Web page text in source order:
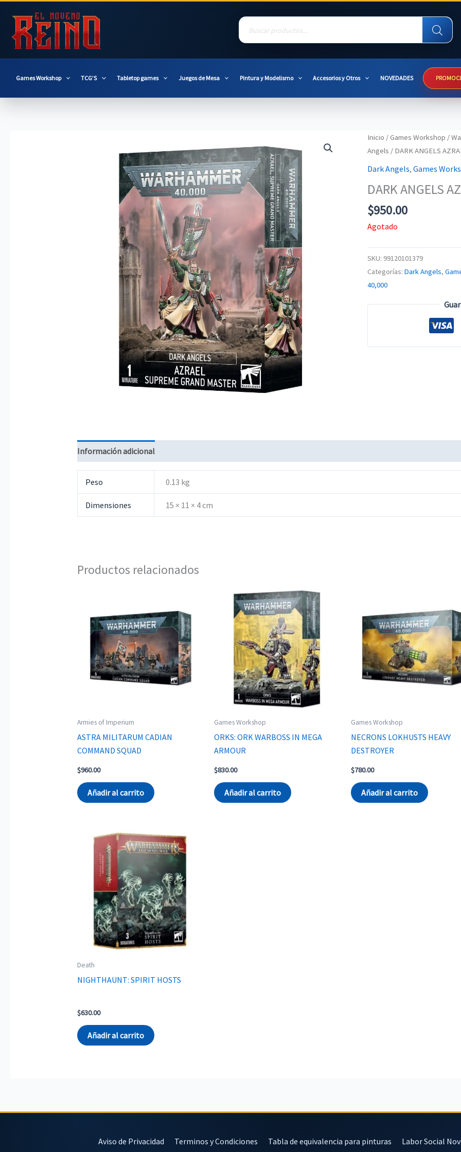
contenido
Products
search
Games Workshop TCG’S Tabletop games Juegos de Mesa Pintura y Modelismo Accesorios y Otros NOVEDADES
Inicio /Games Workshop /
Angels / DARK ANGELS
Dark Angels, Games
DARK ANGELS
$950.00
Agotado
SKU: 99120101379
Categorías: Dark Angels,
40,000
Información adicional
Peso 0.13 kg
Dimensiones 15 × 11 × 4 cm
Productos relacionados
Armies of Imperium
ASTRA MILITARUM CADIAN
COMMAND SQUAD
$960.00
Añadir al carrito
Games Workshop
ORKS: ORK WARBOSS IN MEGA
ARMOUR
$830.00
Añadir al carrito
Games Workshop
NECRONS LOKHUSTS HEAVY
DESTROYER
$780.00
Añadir al carrito
Death
NIGHTHAUNT: SPIRIT HOSTS
$630.00
Añadir al carrito
Aviso de Privacidad Terminos y Condiciones Tabla de equivalencia para pinturas Labor Social